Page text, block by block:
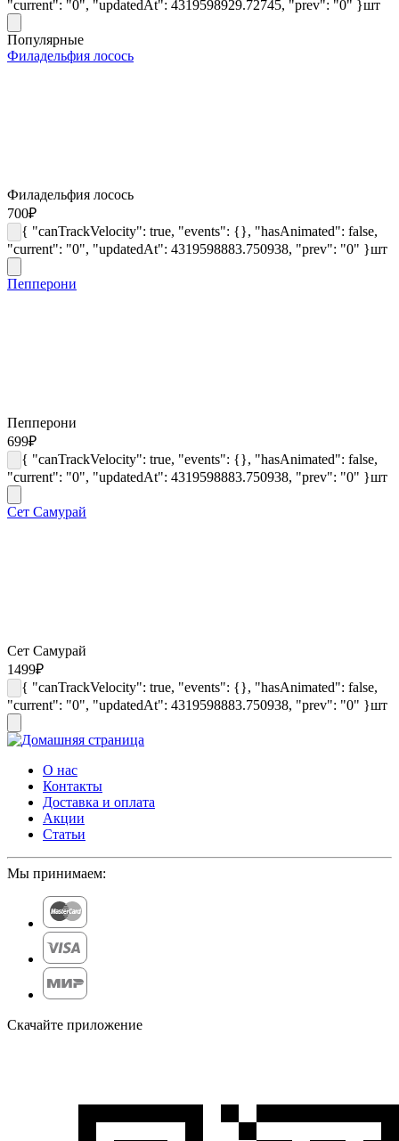
"current": "0", "updatedAt": 4319598929.72745, "prev": "0" }шт
Популярные
Филадельфия лосось
Филадельфия лосось
700₽
{ "canTrackVelocity": true, "events": {}, "hasAnimated": false,
"current": "0", "updatedAt": 4319598883.750938, "prev": "0" }шт
Пепперони
Пепперони
699₽
{ "canTrackVelocity": true, "events": {}, "hasAnimated": false,
"current": "0", "updatedAt": 4319598883.750938, "prev": "0" }шт
Сет Самурай
Сет Самурай
1499₽
{ "canTrackVelocity": true, "events": {}, "hasAnimated": false,
"current": "0", "updatedAt": 4319598883.750938, "prev": "0" }шт
О нас
Контакты
Доставка и оплата
Акции
Статьи
Мы принимаем:
Скачайте приложение